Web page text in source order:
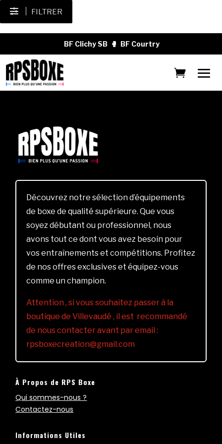
FILTRER
BF Clichy SB 🥊 BF Courtry
Découvrez notre sélection d’équipements
de boxe de qualité supérieure. Que vous
soyez débutant ou professionnel, nous
avons tout ce dont vous avez besoin pour
vos entraînements et compétitions. Profitez
de nos offres exclusives et équipez-vous
comme un champion.
Attention , si vous souhaitez passer à la
boutique de Villevaudé , il est recommandé
de nous contacter avant par email :
rpsboxecreation@gmail.com
À Propos de RPS Boxe
Qui sommes-nous ?
Contactez-nous
Informations Utiles